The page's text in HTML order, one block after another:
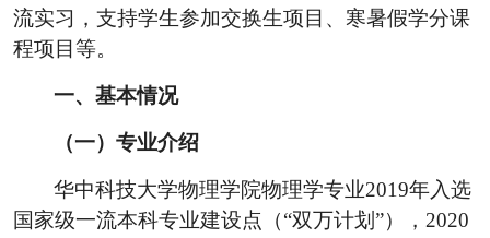
流实习，支持学生参加交换生项目、寒暑假学分课
程项目等。
一、基本情况
（一）专业介绍
华中科技大学物理学院物理学专业2019年入选
国家级一流本科专业建设点（“双万计划”）， 2020